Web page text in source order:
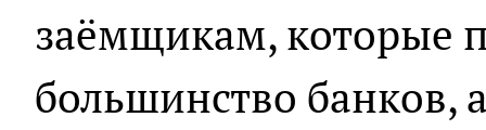
заёмщикам, которые
большинство банков,